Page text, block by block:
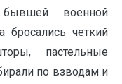
военной
четкий
пастельные
по взводам и